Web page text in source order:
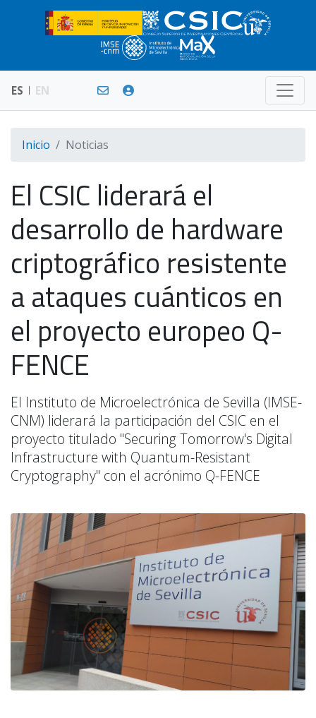
ES EN
Inicio Noticias
El CSIC liderará el
desarrollo de hardware
criptográfico resistente
a ataques cuánticos en
el proyecto europeo Q-
FENCE
El Instituto de Microelectrónica de Sevilla (IMSE-
CNM) liderará la participación del CSIC en el
proyecto titulado "Securing Tomorrow's Digital
Infrastructure with Quantum-Resistant
Cryptography" con el acrónimo Q-FENCE